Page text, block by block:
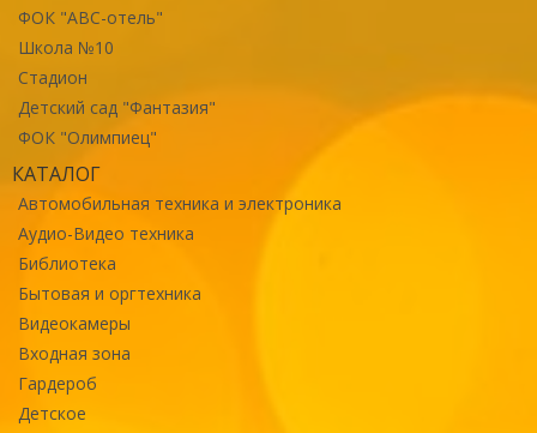
ФОК "ABC-отель"
Школа №10
Стадион
Детский сад "Фантазия"
ФОК "Олимпиец"
КАТАЛОГ
Автомобильная техника и электроника
Аудио-Видео техника
Библиотека
Бытовая и оргтехника
Видеокамеры
Входная зона
Гардероб
Детское